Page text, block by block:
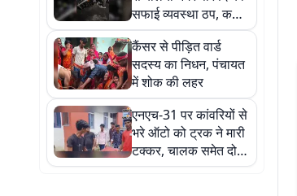
सफाई व्यवस्था ठप, कचरे
के ढेर से बढ़ी परेशानी
कैंसर से पीड़ित वार्ड
सदस्य का निधन, पंचायत
में शोक की लहर
एनएच-31 पर कांवरियों से
भरे ऑटो को ट्रक ने मारी
टक्कर, चालक समेत दो
की मौत, सात घायल